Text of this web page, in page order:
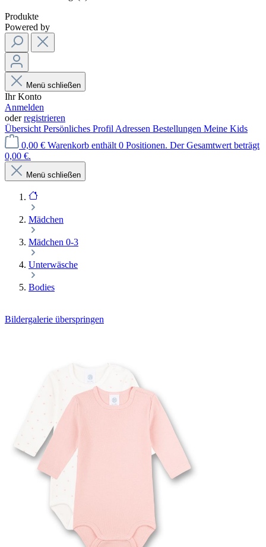
Produkte
Powered by
Menü schließen
Ihr Konto
Anmelden
oderregistrieren
Übersicht Persönliches Profil Adressen Bestellungen Meine Kids
0,00 € Warenkorb enthält 0 Positionen. Der Gesamtwert beträgt
0,00 €.
Menü schließen
Mädchen
Mädchen 0-3
Unterwäsche
Bodies
Bildergalerie überspringen